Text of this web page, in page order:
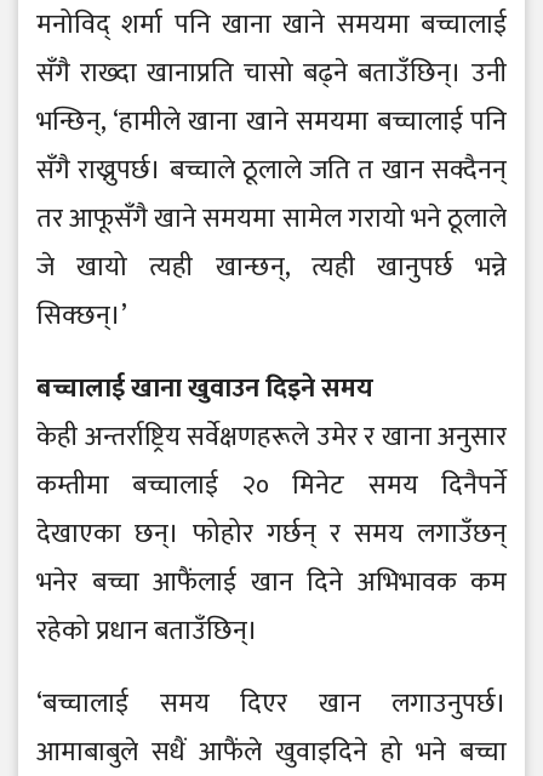
मनोविद् शर्मा पनि खाना खाने समयमा बच्चालाई
सँगै राख्दा खानाप्रति चासो बढ्ने बताउँछिन्। उनी
भन्छिन्, ‘हामीले खाना खाने समयमा बच्चालाई पनि
सँगै राख्नुपर्छ। बच्चाले ठूलाले जति त खान सक्दैनन्
तर आफूसँगै खाने समयमा सामेल गरायो भने ठूलाले
जे खायो त्यही खान्छन्, त्यही खानुपर्छ भन्ने
सिक्छन्।’
बच्चालाई खाना खुवाउन दिइने समय
केही अन्तर्राष्ट्रिय सर्वेक्षणहरूले उमेर र खाना अनुसार
कम्तीमा बच्चालाई २० मिनेट समय दिनैपर्ने
देखाएका छन्। फोहोर गर्छन् र समय लगाउँछन्
भनेर बच्चा आफैंलाई खान दिने अभिभावक कम
रहेको प्रधान बताउँछिन्।
‘बच्चालाई समय दिएर खान लगाउनुपर्छ।
आमाबाबुले सधैं आफैंले खुवाइदिने हो भने बच्चा